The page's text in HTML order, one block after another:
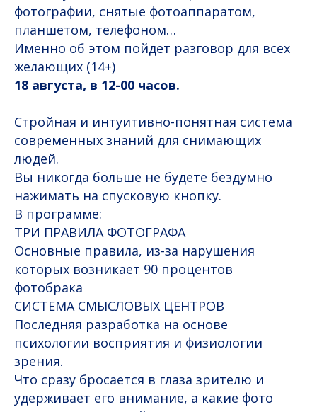
фотографии, снятые фотоаппаратом,
планшетом, телефоном…
Именно об этом пойдет разговор для всех
желающих (14+)
18 августа, в 12-00 часов.
Стройная и интуитивно-понятная система
современных знаний для снимающих
людей.
Вы никогда больше не будете бездумно
нажимать на спусковую кнопку.
В программе:
ТРИ ПРАВИЛА ФОТОГРАФА
Основные правила, из-за нарушения
которых возникает 90 процентов
фотобрака
СИСТЕМА СМЫСЛОВЫХ ЦЕНТРОВ
Последняя разработка на основе
психологии восприятия и физиологии
зрения.
Что сразу бросается в глаза зрителю и
удерживает его внимание, а какие фото